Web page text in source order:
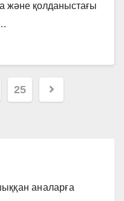
және қолданыстағы
25
аналарға